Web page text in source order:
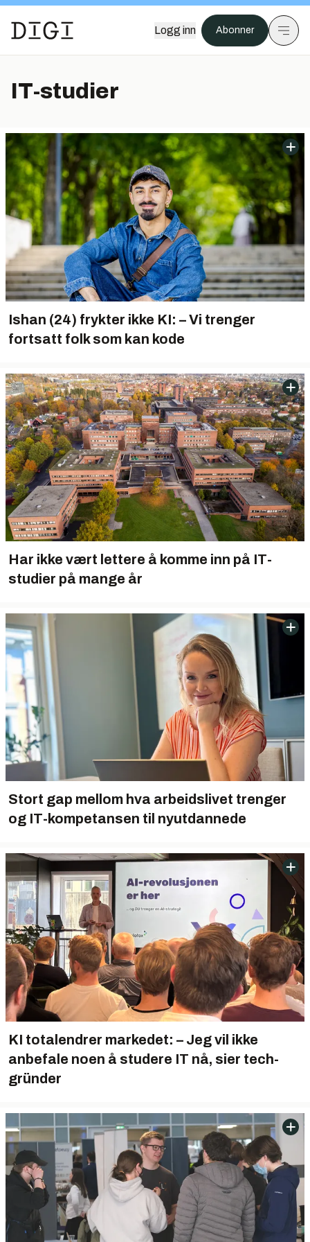
Logg inn Abonner
IT-studier
Ishan (24) frykter ikke KI: – Vi trenger
fortsatt folk som kan kode
Har ikke vært lettere å komme inn på IT-
studier på mange år
Stort gap mellom hva arbeidslivet trenger
og IT-kompetansen til nyutdannede
KI totalendrer markedet: – Jeg vil ikke
anbefale noen å studere IT nå, sier tech-
gründer